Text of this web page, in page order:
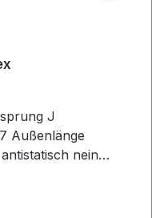
J
Außenlänge
nein